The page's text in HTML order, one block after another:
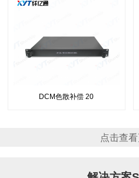
DCM色散补偿 20
点击查